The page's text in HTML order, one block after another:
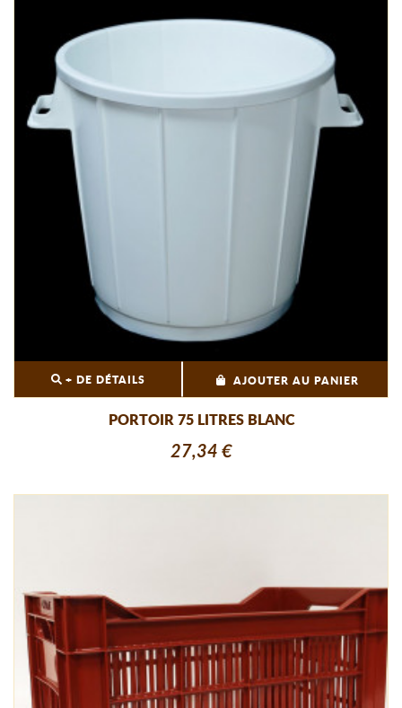
+ DE DÉTAILS AJOUTER AU PANIER
PORTOIR 75 LITRES BLANC
27,34 €